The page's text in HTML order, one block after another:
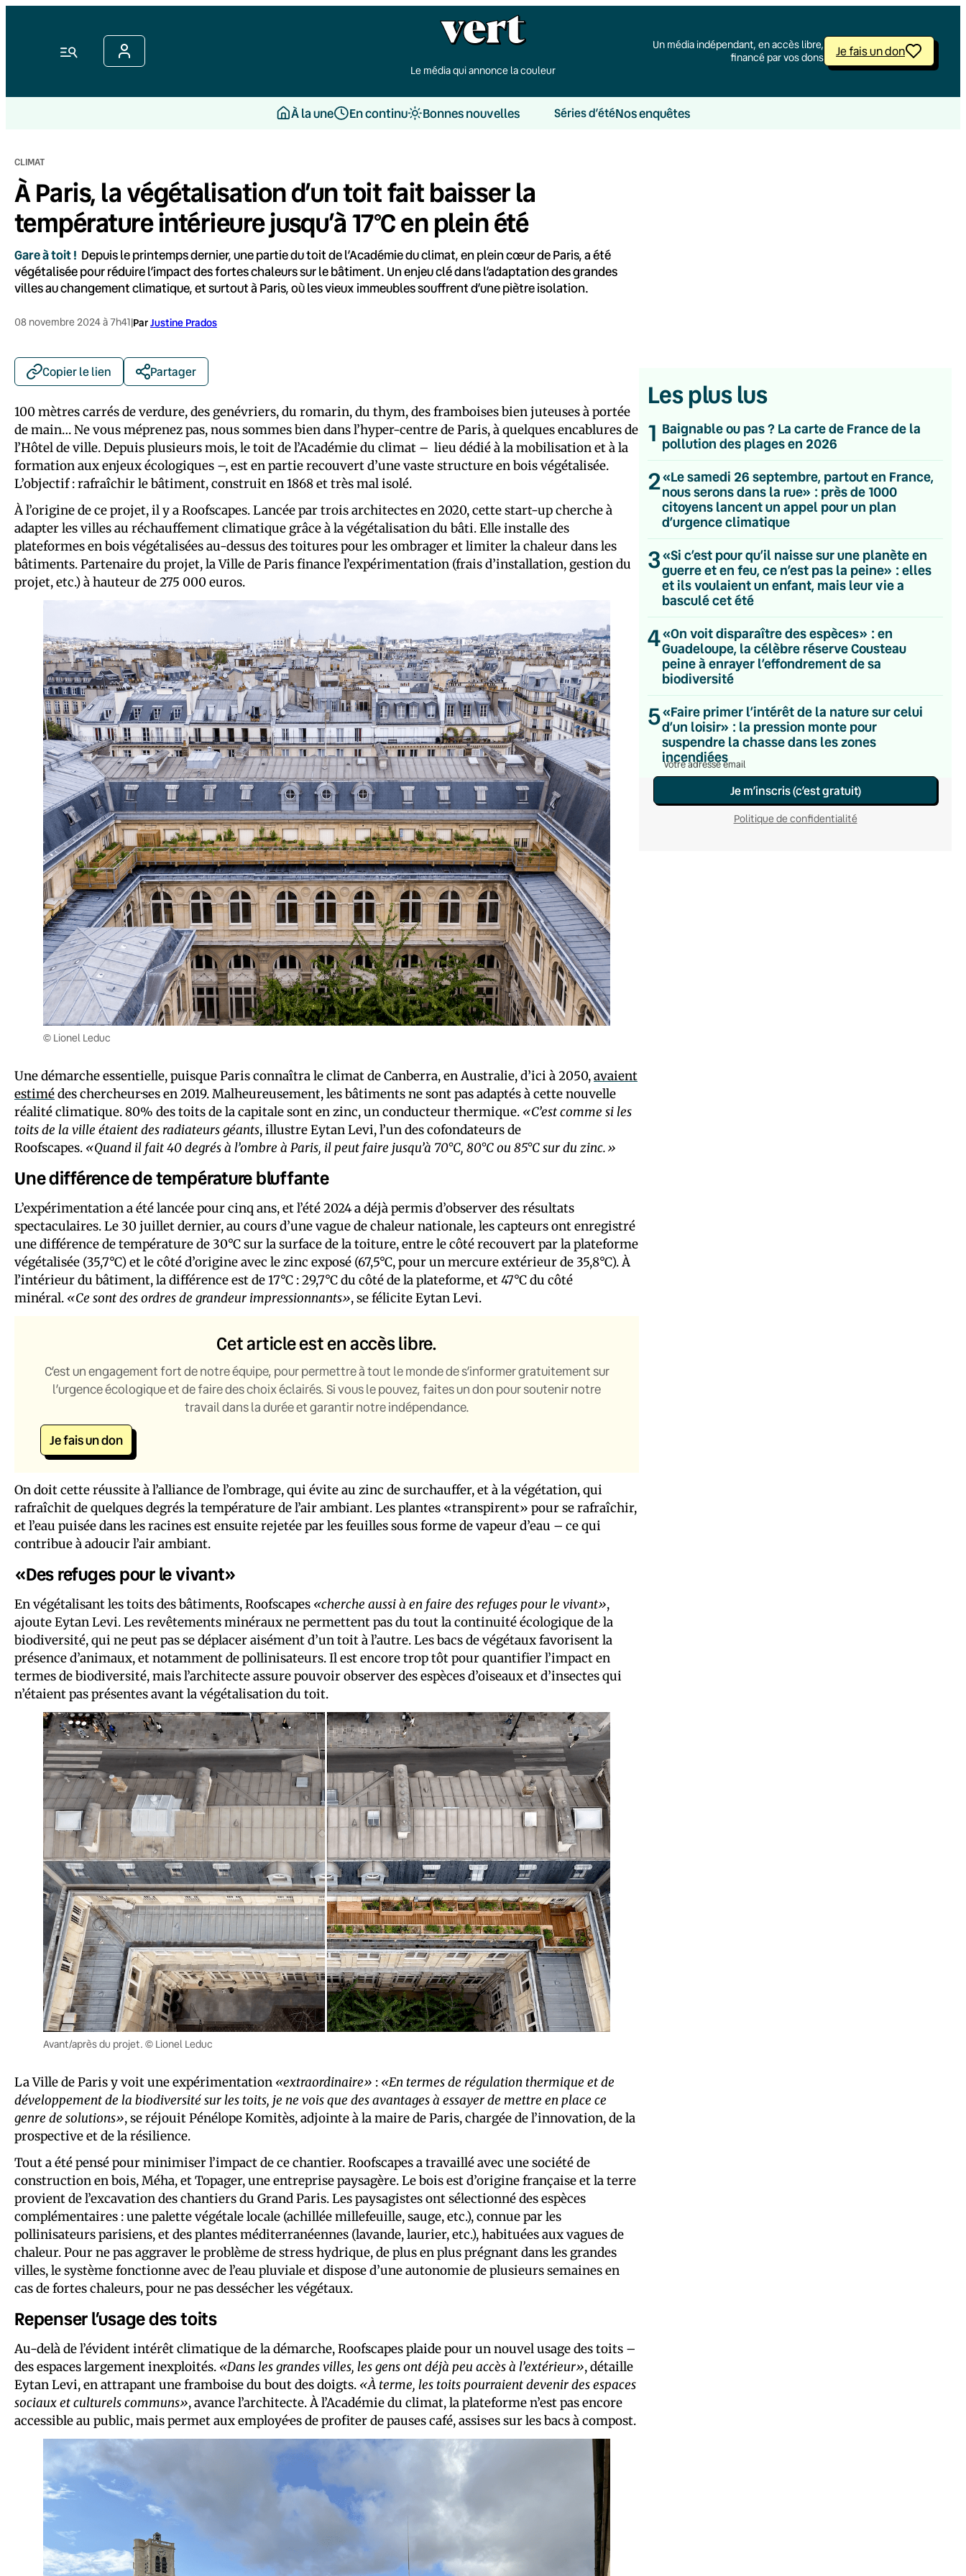
Menu
Le média qui annonce la couleur
Un média indépendant, en accès libre,
financé par vos dons
Je fais un don
À la une En continu Bonnes nouvelles Séries d’étéNos enquêtes
CLIMAT
À Paris, la végétalisation d’un toit fait baisser la
température intérieure jusqu’à 17°C en plein été
Gare à toit ! Depuis le printemps dernier, une partie du toit de l’Académie du climat, en plein cœur de Paris, a été
végétalisée pour réduire l’impact des fortes chaleurs sur le bâtiment. Un enjeu clé dans l’adaptation des grandes
villes au changement climatique, et surtout à Paris, où les vieux immeubles souffrent d’une piètre isolation.
08 novembre 2024 à 7h41|ParJustine Prados
Copier le lien Partager
100 mètres carrés de verdure, des genévriers, du romarin, du thym, des framboises bien juteuses à portée
de main… Ne vous méprenez pas, nous sommes bien dans l’hyper-centre de Paris, à quelques encablures de
l’Hôtel de ville. Depuis plusieurs mois, le toit de l’Académie du climat – lieu dédié à la mobilisation et à la
formation aux enjeux écologiques –, est en partie recouvert d’une vaste structure en bois végétalisée.
L’objectif : rafraîchir le bâtiment, construit en 1868 et très mal isolé.
À l’origine de ce projet, il y a Roofscapes. Lancée par trois architectes en 2020, cette start-up cherche à
adapter les villes au réchauffement climatique grâce à la végétalisation du bâti. Elle installe des
plateformes en bois végétalisées au-dessus des toitures pour les ombrager et limiter la chaleur dans les
bâtiments. Partenaire du projet, la Ville de Paris finance l’expérimentation (frais d’installation, gestion du
projet, etc.) à hauteur de 275 000 euros.
© Lionel Leduc
Une démarche essentielle, puisque Paris connaîtra le climat de Canberra, en Australie, d’ici à 2050,avaient
estimédes chercheur·ses en 2019. Malheureusement, les bâtiments ne sont pas adaptés à cette nouvelle
réalité climatique. 80% des toits de la capitale sont en zinc, un conducteur thermique. «C’est comme si les
toits de la ville étaient des radiateurs géants, illustre Eytan Levi, l’un des cofondateurs de
Roofscapes. «Quand il fait 40 degrés à l’ombre à Paris, il peut faire jusqu’à 70°C, 80°C ou 85°C sur du zinc.»
Une différence de température bluffante
L’expérimentation a été lancée pour cinq ans, et l’été 2024 a déjà permis d’observer des résultats
spectaculaires. Le 30 juillet dernier, au cours d’une vague de chaleur nationale, les capteurs ont enregistré
une différence de température de 30°C sur la surface de la toiture, entre le côté recouvert par la plateforme
végétalisée (35,7°C) et le côté d’origine avec le zinc exposé (67,5°C, pour un mercure extérieur de 35,8°C). À
l’intérieur du bâtiment, la différence est de 17°C : 29,7°C du côté de la plateforme, et 47°C du côté
minéral. «Ce sont des ordres de grandeur impressionnants», se félicite Eytan Levi.
Cet article est en accès libre.
C’est un engagement fort de notre équipe, pour permettre à tout le monde de s’informer gratuitement sur
l’urgence écologique et de faire des choix éclairés. Si vous le pouvez, faites un don pour soutenir notre
travail dans la durée et garantir notre indépendance.
Je fais un don
On doit cette réussite à l’alliance de l’ombrage, qui évite au zinc de surchauffer, et à la végétation, qui
rafraîchit de quelques degrés la température de l’air ambiant. Les plantes «transpirent» pour se rafraîchir,
et l’eau puisée dans les racines est ensuite rejetée par les feuilles sous forme de vapeur d’eau – ce qui
contribue à adoucir l’air ambiant.
«Des refuges pour le vivant»
En végétalisant les toits des bâtiments, Roofscapes «cherche aussi à en faire des refuges pour le vivant»,
ajoute Eytan Levi. Les revêtements minéraux ne permettent pas du tout la continuité écologique de la
biodiversité, qui ne peut pas se déplacer aisément d’un toit à l’autre. Les bacs de végétaux favorisent la
présence d’animaux, et notamment de pollinisateurs. Il est encore trop tôt pour quantifier l’impact en
termes de biodiversité, mais l’architecte assure pouvoir observer des espèces d’oiseaux et d’insectes qui
n’étaient pas présentes avant la végétalisation du toit.
Avant/après du projet. © Lionel Leduc
La Ville de Paris y voit une expérimentation «extraordinaire» : «En termes de régulation thermique et de
développement de la biodiversité sur les toits, je ne vois que des avantages à essayer de mettre en place ce
genre de solutions», se réjouit Pénélope Komitès, adjointe à la maire de Paris, chargée de l’innovation, de la
prospective et de la résilience.
Tout a été pensé pour minimiser l’impact de ce chantier. Roofscapes a travaillé avec une société de
construction en bois, Méha, et Topager, une entreprise paysagère. Le bois est d’origine française et la terre
provient de l’excavation des chantiers du Grand Paris. Les paysagistes ont sélectionné des espèces
complémentaires : une palette végétale locale (achillée millefeuille, sauge, etc.), connue par les
pollinisateurs parisiens, et des plantes méditerranéennes (lavande, laurier, etc.), habituées aux vagues de
chaleur. Pour ne pas aggraver le problème de stress hydrique, de plus en plus prégnant dans les grandes
villes, le système fonctionne avec de l’eau pluviale et dispose d’une autonomie de plusieurs semaines en
cas de fortes chaleurs, pour ne pas dessécher les végétaux.
Repenser l’usage des toits
Au-delà de l’évident intérêt climatique de la démarche, Roofscapes plaide pour un nouvel usage des toits –
des espaces largement inexploités. «Dans les grandes villes, les gens ont déjà peu accès à l’extérieur», détaille
Eytan Levi, en attrapant une framboise du bout des doigts. «À terme, les toits pourraient devenir des espaces
sociaux et culturels communs», avance l’architecte. À l’Académie du climat, la plateforme n’est pas encore
accessible au public, mais permet aux employé·es de profiter de pauses café, assis·es sur les bacs à compost.
Les plus lus
1 Baignable ou pas ? La carte de France de la
pollution des plages en 2026
2«Le samedi 26 septembre, partout en France,
nous serons dans la rue» : près de 1000
citoyens lancent un appel pour un plan
d’urgence climatique
3«Si c’est pour qu’il naisse sur une planète en
guerre et en feu, ce n’est pas la peine» : elles
et ils voulaient un enfant, mais leur vie a
basculé cet été
4«On voit disparaître des espèces» : en
Guadeloupe, la célèbre réserve Cousteau
peine à enrayer l’effondrement de sa
biodiversité
5«Faire primer l’intérêt de la nature sur celui
d’un loisir» : la pression monte pour
suspendre la chasse dans les zones
incendiées
💌 Inscrivez-vous à nos newsletters
Quotidienne
Du lundi au vendredi
Hebdomadaire
Le samedi
Chaleurs Actuelles
Une fois par mois
C’était Mieux Après
Occasionnelle
Je m’inscris (c’est gratuit)
Politique de confidentialité